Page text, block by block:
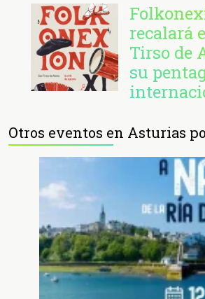
recalará
Tirso de
su
Otros eventos en Asturias